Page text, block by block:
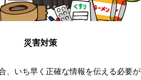
災害対策
、いち早く正確な情報を伝える必要が